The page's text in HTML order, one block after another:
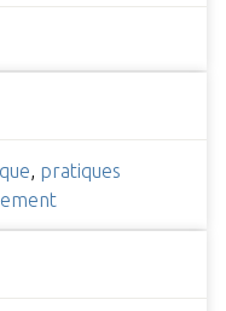
, pratiques